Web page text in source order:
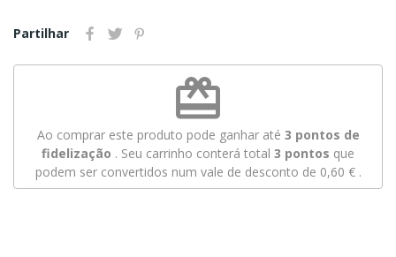
Partilhar
redeem
Ao comprar este produto pode ganhar até 3 pontos de
fidelização . Seu carrinho conterá total 3 pontos que
podem ser convertidos num vale de desconto de 0,60 €.